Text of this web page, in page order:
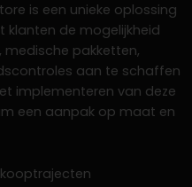
is een unieke oplossing
klanten de mogelijkheid
pakketten,
aan te schaffen
implementeren van deze
een aanpak op maat en